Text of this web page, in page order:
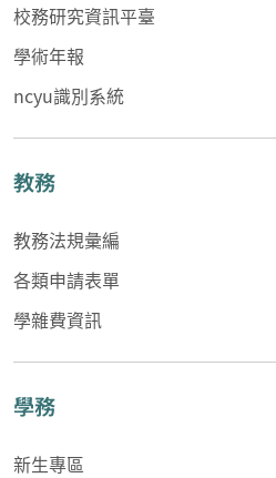
校務研究資訊平臺
學術年報
ncyu識別系統
教務
教務法規彙編
各類申請表單
學雜費資訊
學務
新生專區